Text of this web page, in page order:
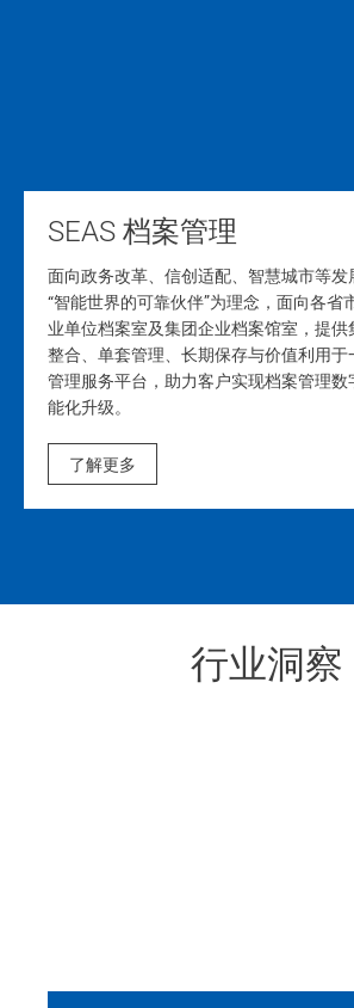
SEAS 档案管理
面向政务改革、信创适配、智慧城市等发
“智能世界的可靠伙伴”为理念，面向各省
业单位档案室及集团企业档案馆室，提
整合、单套管理、长期保存与价值利用于
管理服务平台，助力客户实现档案管理数
能化升级。
了解更多
行业洞察